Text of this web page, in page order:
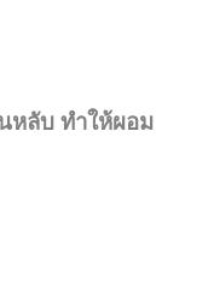
หลับ ทำให้ผอม